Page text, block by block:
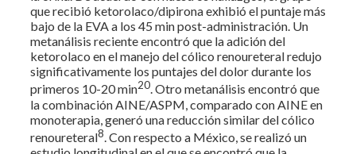
que recibió ketorolaco/dipirona exhibió el puntaje más
bajo de la EVA a los 45 min post-administración. Un
metanálisis reciente encontró que la adición del
ketorolaco en el manejo del cólico renoureteral redujo
significativamente los puntajes del dolor durante los
primeros 10-20 min20. Otro metanálisis encontró que
la combinación AINE/ASPM, comparado con AINE en
monoterapia, generó una reducción similar del cólico
renoureteral8. Con respecto a México, se realizó un